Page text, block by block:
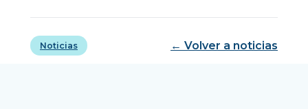
Noticias ← Volver a noticias